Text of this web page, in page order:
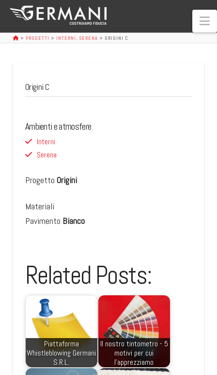
> PROGETTI > INTERNI , SERENA > ORIGINI C
Origini C
Ambienti e atmosfere
Interni
Serena
Progetto Origini
Materiali
Pavimento Bianco
Related Posts:
Piattaforma
Whistleblowing Germani
S.R.L.
Il nostro tintometro - 5
motivi per cui
l'apprezziamo